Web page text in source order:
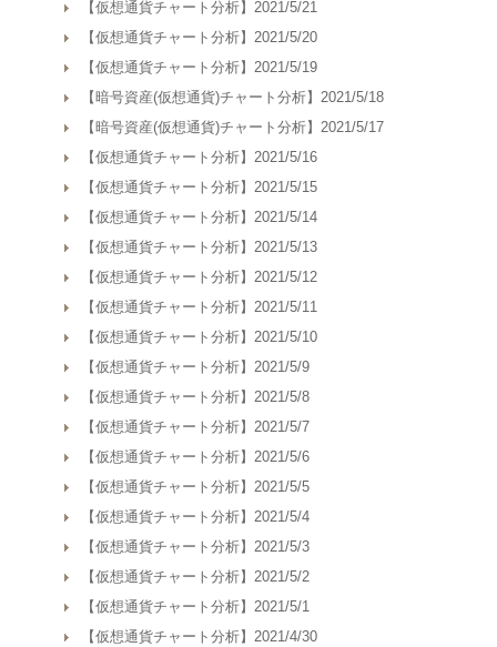
【仮想通貨チャート分析】2021/5/21
【仮想通貨チャート分析】2021/5/20
【仮想通貨チャート分析】2021/5/19
【暗号資産(仮想通貨)チャート分析】2021/5/18
【暗号資産(仮想通貨)チャート分析】2021/5/17
【仮想通貨チャート分析】2021/5/16
【仮想通貨チャート分析】2021/5/15
【仮想通貨チャート分析】2021/5/14
【仮想通貨チャート分析】2021/5/13
【仮想通貨チャート分析】2021/5/12
【仮想通貨チャート分析】2021/5/11
【仮想通貨チャート分析】2021/5/10
【仮想通貨チャート分析】2021/5/9
【仮想通貨チャート分析】2021/5/8
【仮想通貨チャート分析】2021/5/7
【仮想通貨チャート分析】2021/5/6
【仮想通貨チャート分析】2021/5/5
【仮想通貨チャート分析】2021/5/4
【仮想通貨チャート分析】2021/5/3
【仮想通貨チャート分析】2021/5/2
【仮想通貨チャート分析】2021/5/1
【仮想通貨チャート分析】2021/4/30